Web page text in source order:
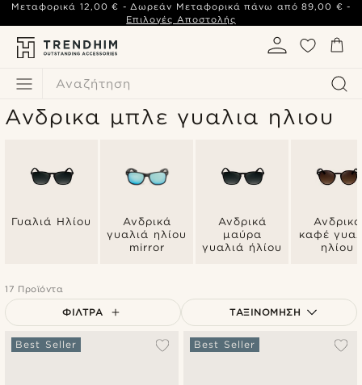
Αναζήτηση
Μεταφορικά 12,00 € - Δωρεάν Μεταφορικά πάνω από 89,00 € -
Επιλογές Αποστολής
Ανδρικα μπλε γυαλια ηλιου
Γυαλιά Ηλίου
Ανδρικά
γυαλιά ηλίου
mirror
Ανδρικά
μαύρα
γυαλιά ήλίου
Ανδρικά
καφέ
ηλίου
17 Προϊόντα
ΦΊΛΤΡΑ ΤΑΞΙΝΌΜΗΣΗ
Δημοφιλέστερα
Best Seller Best Seller